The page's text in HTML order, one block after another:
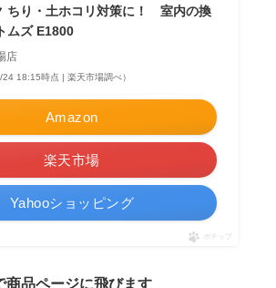
ちり・土ホコリ対策に！ 室内の換
ムズ E1800
店
24 18:15時点 | 楽天市場調べ）
Amazon
楽天市場
Yahooショッピング
ポチップ
商品ページに飛びます